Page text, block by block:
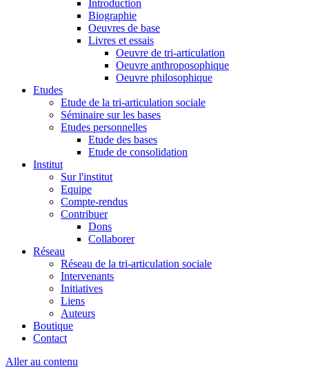
Introduction
Biographie
Oeuvres de base
Livres et essais
Oeuvre de tri-articulation
Oeuvre anthroposophique
Oeuvre philosophique
Etudes
Etude de la tri-articulation sociale
Séminaire sur les bases
Etudes personnelles
Etude des bases
Etude de consolidation
Institut
Sur l'institut
Equipe
Compte-rendus
Contribuer
Dons
Collaborer
Réseau
Réseau de la tri-articulation sociale
Intervenants
Initiatives
Liens
Auteurs
Boutique
Contact
Aller au contenu